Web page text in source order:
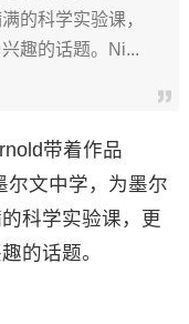
的科学实验课，
趣的话题。Ni...
带着作品
尔文中学，为墨尔
科学实验课，更
的话题。